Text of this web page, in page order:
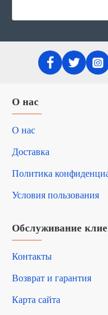
О нас
О нас
Доставка
Политика
Условия пользования
Обслуживание
Контакты
Возврат и гарантия
Карта сайта